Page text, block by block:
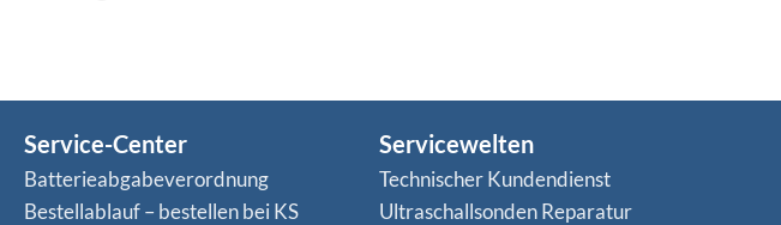
Service-Center
Batterieabgabeverordnung
Bestellablauf – bestellen bei KS
Servicewelten
Technischer Kundendienst
Ultraschallsonden Reparatur